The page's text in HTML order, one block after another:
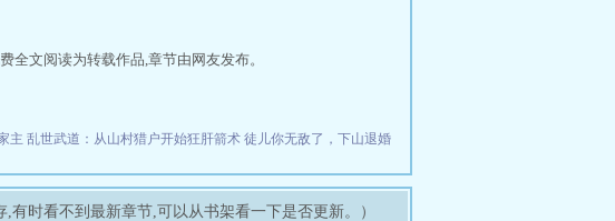
全文阅读为转载作品,章节由网友发布。
主 乱世武道：从山村猎户开始狂肝箭术 徒儿你无敌了，下山退婚
有时看不到最新章节,可以从书架看一下是否更新。）